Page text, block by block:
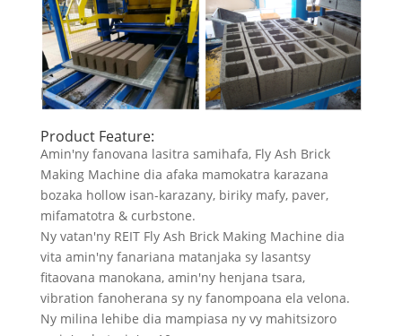
Product Feature:
Amin'ny fanovana lasitra samihafa, Fly Ash Brick
Making Machine dia afaka mamokatra karazana
bozaka hollow isan-karazany, biriky mafy, paver,
mifamatotra & curbstone.
Ny vatan'ny REIT Fly Ash Brick Making Machine dia
vita amin'ny fanariana matanjaka sy lasantsy
fitaovana manokana, amin'ny henjana tsara,
vibration fanoherana sy ny fanompoana ela velona.
Ny milina lehibe dia mampiasa ny vy mahitsizoro